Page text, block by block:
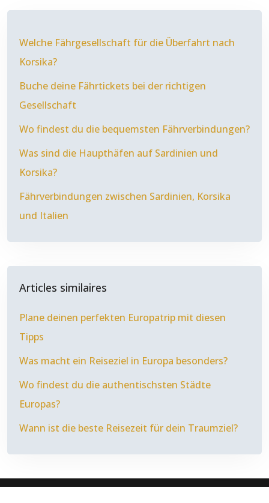
Welche Fährgesellschaft für die Überfahrt nach
Korsika?
Buche deine Fährtickets bei der richtigen
Gesellschaft
Wo findest du die bequemsten Fährverbindungen?
Was sind die Haupthäfen auf Sardinien und
Korsika?
Fährverbindungen zwischen Sardinien, Korsika
und Italien
Articles similaires
Plane deinen perfekten Europatrip mit diesen
Tipps
Was macht ein Reiseziel in Europa besonders?
Wo findest du die authentischsten Städte
Europas?
Wann ist die beste Reisezeit für dein Traumziel?